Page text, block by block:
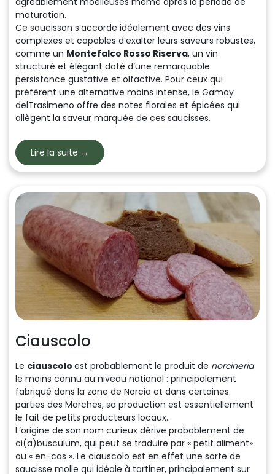
maturation.
Ce saucisson s’accorde idéalement avec des vins
complexes et capables d’exalter leurs saveurs robustes,
comme un Montefalco Rosso Riserva, un vin
structuré et élégant doté d’une remarquable
persistance gustative et olfactive. Pour ceux qui
préfèrent une alternative moins intense, le Gamay
delTrasimeno offre des notes florales et épicées qui
allègent la saveur marquée de ces saucisses.
Lire la suite →
Ciauscolo
Le ciauscolo est probablement le produit de norcineria
le moins connu au niveau national : principalement
fabriqué dans la zone de Norcia et dans certaines
parties des Marches, sa production est essentiellement
le fait de petits producteurs locaux.
L’origine de son nom curieux dérive probablement de
ci(a)busculum, qui peut se traduire par « petit aliment»
ou « en-cas ». Le ciauscolo est en effet une sorte de
saucisse molle qui idéale à tartiner, principalement sur